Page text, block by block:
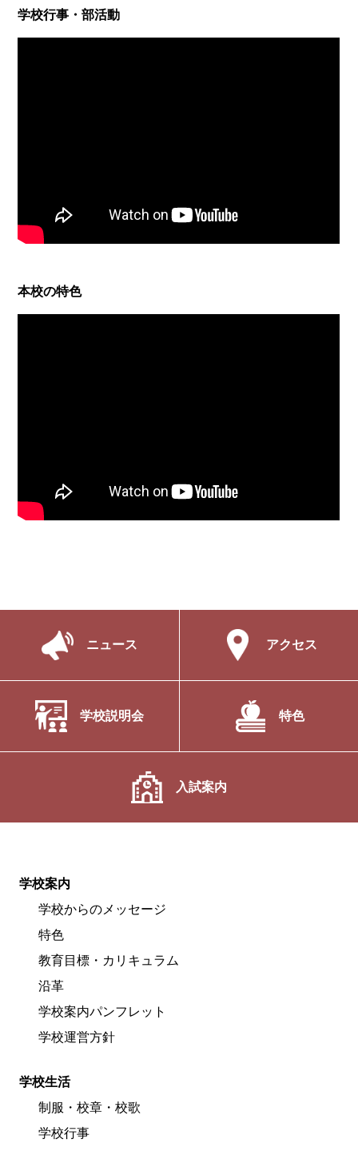
学校行事・部活動
本校の特色
ニュース アクセス
学校説明会 特色
入試案内
学校案内
学校からのメッセージ
特色
教育目標・カリキュラム
沿革
学校案内パンフレット
学校運営方針
学校生活
制服・校章・校歌
学校行事